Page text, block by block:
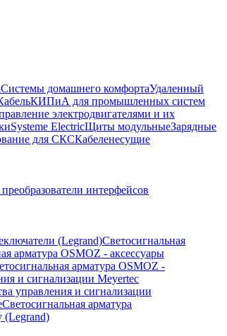
Системы домашнего комфортаУдаленный
КИПиА для промышленных систем
электродвигателями и их
Systeme ElectricЩиты модульныеЗарядные
для СКСКабеленесущие
интерфейсов
(Legrand)Светосигнальная
арматура OSMOZ - аксессуары
арматура OSMOZ -
и сигнализации Meyertec
управления и сигнализации
Светосигнальная арматура
(Legrand)